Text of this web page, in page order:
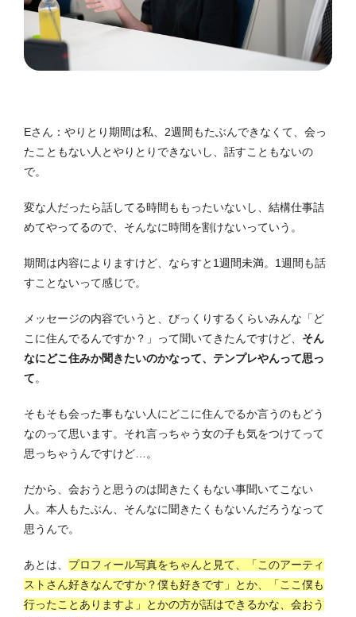
Eさん：やりとり期間は私、2週間もたぶんできなくて、会っ
たこともない人とやりとりできないし、話すこともないの
で。
変な人だったら話してる時間ももったいないし、結構仕事詰
めてやってるので、そんなに時間を割けないっていう。
期間は内容によりますけど、ならすと1週間未満。1週間も話
すことないって感じで。
メッセージの内容でいうと、 びっくりするくらいみんな「ど
こに住んでるんですか？」って聞いてきたんですけど、 そん
なにどこ住みか聞きたいのかなって、テンプレやんって思っ
て。
そもそも会った事もない人にどこに住んでるか言うのもどう
なのって思います。それ言っちゃう女の子も気をつけてって
思っちゃうんですけど…。
だから、会おうと思うのは聞きたくもない事聞いてこない
人。本人もたぶん、そんなに聞きたくもないんだろうなって
思うんで。
あとは、 プロフィール写真をちゃんと見て、「このアーティ
ストさん好きなんですか？僕も好きです」とか、「ここ僕も
行ったことありますよ」とかの方が話はできるかな、会おう